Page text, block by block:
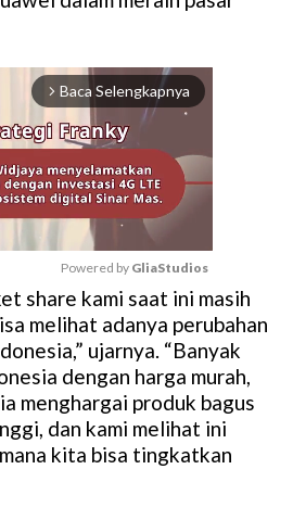
arrow_forward_ios Baca Selengkapnya
M
u
t
e
Powered by GliaStudios
share kami saat ini masih
melihat adanya perubahan
ujarnya. “Banyak
dengan harga murah,
menghargai produk bagus
dan kami melihat ini
kita bisa tingkatkan